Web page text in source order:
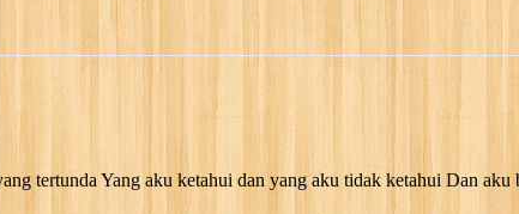
tertunda Yang aku ketahui dan yang aku tidak ketahui Dan